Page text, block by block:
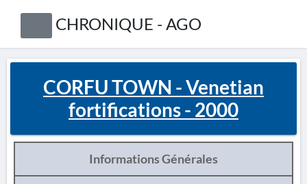
CHRONIQUE - AGO
CORFU TOWN - Venetian
fortifications - 2000
Informations Générales